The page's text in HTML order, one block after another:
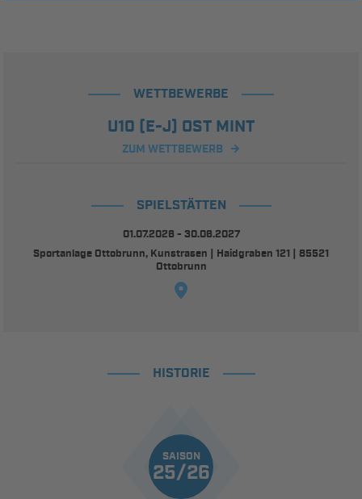
WETTBEWERBE
U10 (E-J) OST MINT
ZUM WETTBEWERB
SPIELSTÄTTEN
01.07.2026 - 30.06.2027
Sportanlage Ottobrunn, Kunstrasen | Haidgraben 121 | 85521
Ottobrunn
HISTORIE
SAISON
25/26